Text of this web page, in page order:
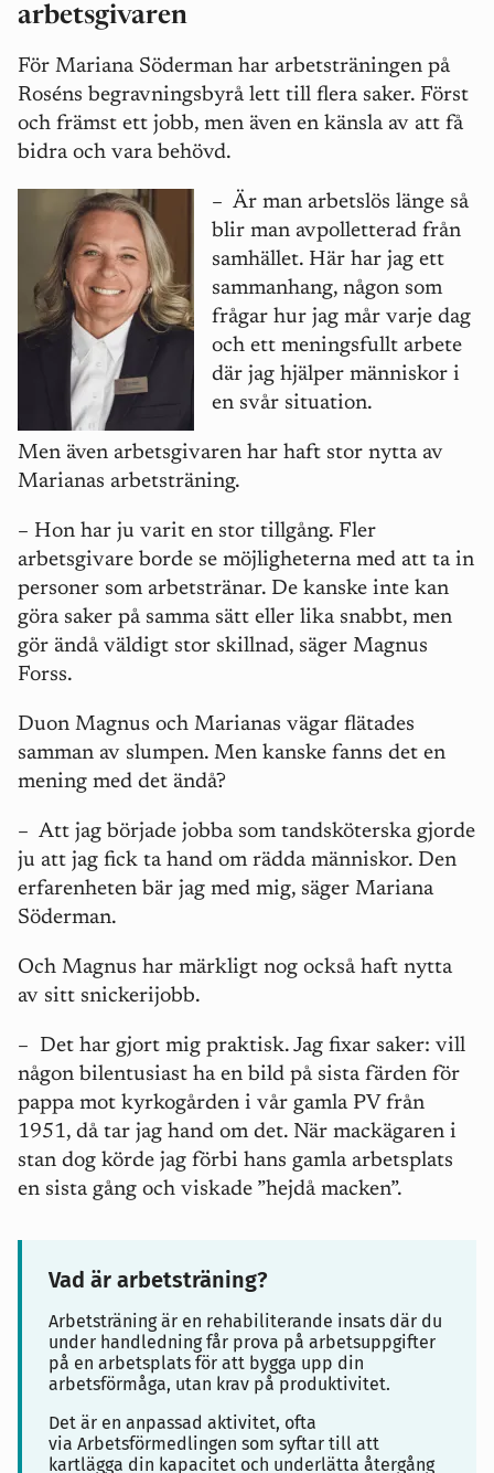
arbetsgivaren
För Mariana Söderman har arbetsträningen på
Roséns begravningsbyrå lett till flera saker. Först
och främst ett jobb, men även en känsla av att få
bidra och vara behövd.
– Är man arbetslös länge så
blir man avpolletterad från
samhället. Här har jag ett
sammanhang, någon som
frågar hur jag mår varje dag
och ett meningsfullt arbete
där jag hjälper människor i
en svår situation.
Men även arbetsgivaren har haft stor nytta av
Marianas arbetsträning.
– Hon har ju varit en stor tillgång. Fler
arbetsgivare borde se möjligheterna med att ta in
personer som arbetstränar. De kanske inte kan
göra saker på samma sätt eller lika snabbt, men
gör ändå väldigt stor skillnad, säger Magnus
Forss.
Duon Magnus och Marianas vägar flätades
samman av slumpen. Men kanske fanns det en
mening med det ändå?
– Att jag började jobba som tandsköterska gjorde
ju att jag fick ta hand om rädda människor. Den
erfarenheten bär jag med mig, säger Mariana
Söderman.
Och Magnus har märkligt nog också haft nytta
av sitt snickerijobb.
–
Det har gjort mig praktisk. Jag fixar saker: vill
någon bilentusiast ha en bild på sista färden för
pappa mot kyrkogården i vår gamla PV från
1951, då tar jag hand om det. När mackägaren i
stan dog körde jag förbi hans gamla arbetsplats
en sista gång och viskade ”hejdå macken”.
Vad är arbetsträning?
Arbetsträning är en rehabiliterande insats där du
under handledning får prova på arbetsuppgifter
på en arbetsplats för att bygga upp din
arbetsförmåga, utan krav på produktivitet.
Det är en anpassad aktivitet, ofta
via Arbetsförmedlingen som syftar till att
kartlägga din kapacitet och underlätta återgång